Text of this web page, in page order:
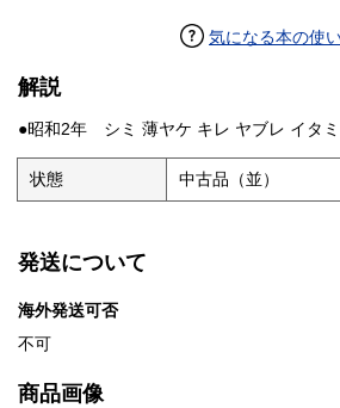
気になる本の使
解説
●昭和2年 シミ 薄ヤケ キレ ヤブレ イタ
状態 中古品（並）
発送について
海外発送可否
不可
商品画像